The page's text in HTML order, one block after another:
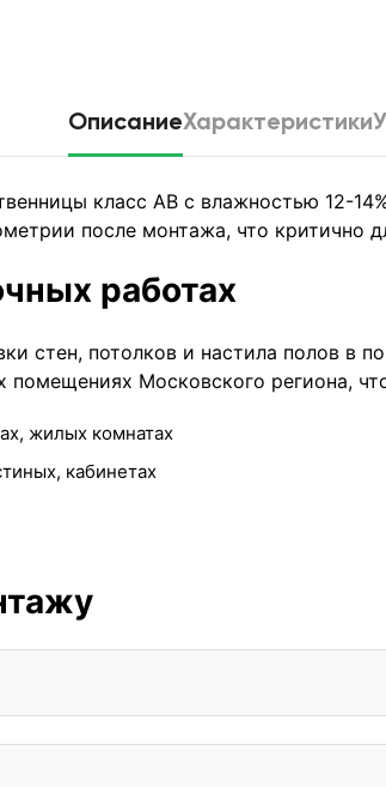
ОписаниеХарактеристики
класс АВ с влажностью 12-
после монтажа, что критично
работах
стен, потолков и настила полов в
Московского региона,
жилых комнатах
кабинетах